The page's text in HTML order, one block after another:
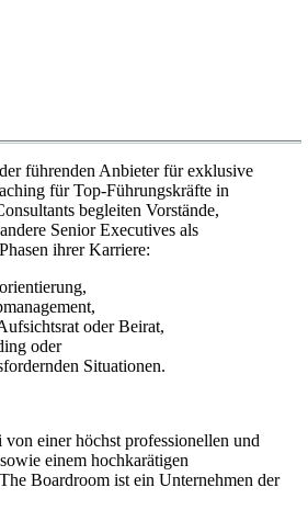
führenden Anbieter für exklusive
für Top-Führungskräfte in
begleiten Vorstände,
Senior Executives als
ihrer Karriere:
oder Beirat,
oder
Situationen.
einer höchst professionellen und
einem hochkarätigen
Boardroom ist ein Unternehmen der